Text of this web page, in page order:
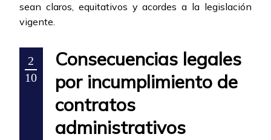
sean claros, equitativos y acordes a la legislación
vigente.
2
10
Consecuencias legales
por incumplimiento de
contratos
administrativos